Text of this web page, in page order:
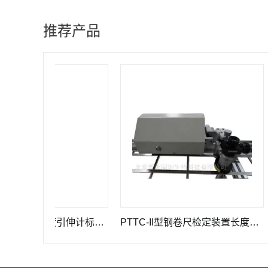
推荐产品
GWB-200JA型高精度引伸计标定仪长度计量器具 PTTC-II型钢卷尺检定装置长度计量仪器